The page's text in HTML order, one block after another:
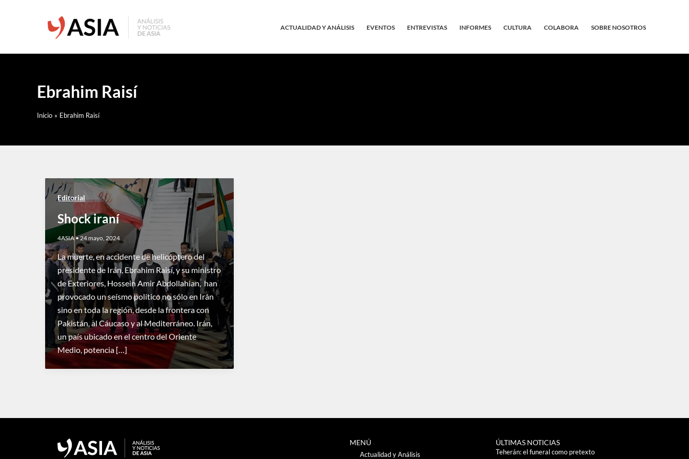
ACTUALIDAD Y ANÁLISIS EVENTOS ENTREVISTAS INFORMES CULTURA COLABORA SOBRE NOSOTROS
Ebrahim Raisí
Inicio Ebrahim Raisí
Editorial
Shock iraní
4ASIA• 24 mayo, 2024
La muerte, en accidente de helicóptero del
presidente de Irán, Ebrahim Raisí, y su ministro
de Exteriores, Hossein Amir Abdollahian, han
provocado un seísmo político no sólo en Irán
sino en toda la región, desde la frontera con
Pakistán, al Cáucaso y al Mediterráneo. Irán,
un país ubicado en el centro del Oriente
Medio, potencia […]
MENÚ
Actualidad y Análisis
ÚLTIMAS NOTICIAS
Teherán: el funeral como pretexto